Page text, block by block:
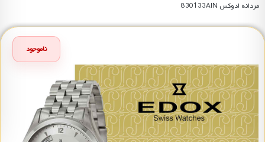
مردانه ادوکس 830133AIN
ناموجود